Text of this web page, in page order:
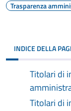
Trasparenza
INDICE DELLA
Titolari di
Titolari di